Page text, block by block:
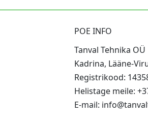
POE INFO
Tanval Tehnika OÜ
Kadrina, Lääne-
Registrikood:
Helistage meile:
E-mail: